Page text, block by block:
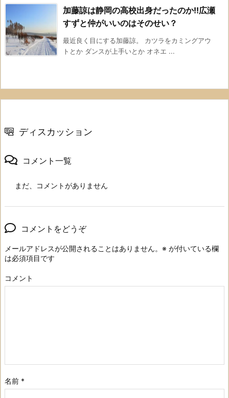
加藤諒は静岡の高校出身だったのか!!広瀬
すずと仲がいいのはそのせい？
最近良く目にする加藤諒。 カツラをカミングアウ
トとか ダンスが上手いとか オネエ ...
ディスカッション
コメント一覧
まだ、コメントがありません
コメントをどうぞ
メールアドレスが公開されることはありません。 ※ が付いている欄
は必須項目です
コメント
名前 *